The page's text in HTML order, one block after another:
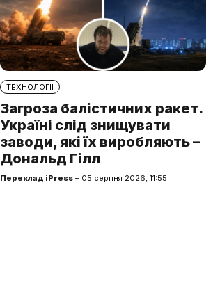
ТЕХНОЛОГІЇ
Загроза балістичних ракет.
Україні слід знищувати
заводи, які їх виробляють –
Дональд Гілл
Переклад iPress – 05 серпня 2026, 11:55